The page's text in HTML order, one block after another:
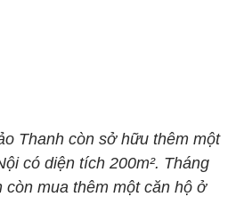
Thanh còn sở hữu thêm một
có diện tích 200m². Tháng
còn mua thêm một căn hộ ở